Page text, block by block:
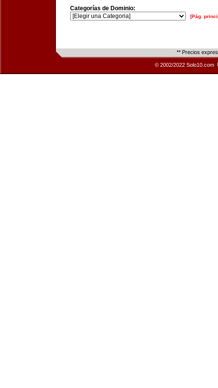
Categorías de Dominio:
[Pág.
** Precios
© 2002/2022 Solo10.com